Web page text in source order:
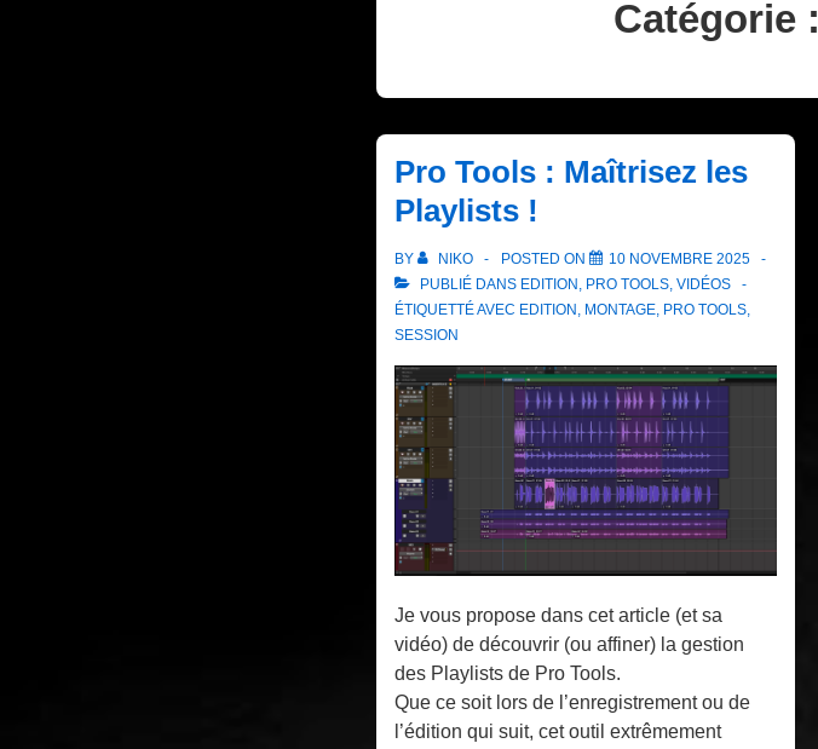
Catégorie :
Pro Tools : Maîtrisez les
Playlists !
BY NIKO POSTED ON
10 NOVEMBRE 2025
PUBLIÉ DANS EDITION , PRO TOOLS, VIDÉOS
ÉTIQUETTÉ AVEC EDITION , MONTAGE, PRO TOOLS,
SESSION
Je vous propose dans cet article (et sa
vidéo) de découvrir (ou affiner) la gestion
des Playlists de Pro Tools.
Que ce soit lors de l’enregistrement ou de
l’édition qui suit, cet outil extrêmement